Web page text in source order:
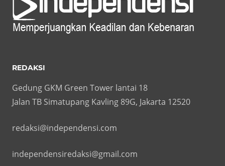
REDAKSI
Gedung GKM Green Tower lantai 18
Jalan TB Simatupang Kavling 89G, Jakarta 12520
redaksi@independensi.com
independensiredaksi@gmail.com